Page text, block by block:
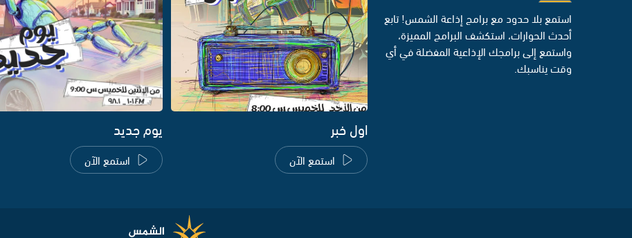
استمع بلا حدود مع برامج إذاعة الشمس! تابع
أحدث الحوارات، استكشف البرامج المميزة،
واستمع إلى برامجك الإذاعية المفضلة في أي
وقت يناسبك.
اول خبر
استمع الآن
يوم جديد
استمع الآن